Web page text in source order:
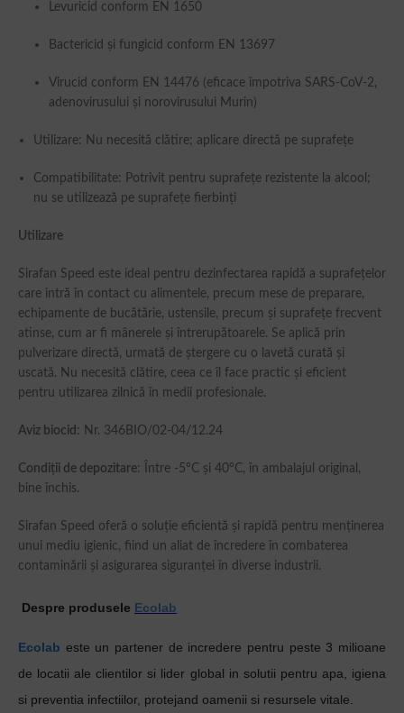
Levuricid conform EN 1650
Bactericid și fungicid conform EN 13697
Virucid conform EN 14476 (eficace împotriva SARS-CoV-2,
adenovirusului și norovirusului Murin)
Utilizare: Nu necesită clătire; aplicare directă pe suprafețe
Compatibilitate: Potrivit pentru suprafețe rezistente la alcool;
nu se utilizează pe suprafețe fierbinți
Utilizare
Sirafan Speed este ideal pentru dezinfectarea rapidă a suprafețelor
care intră în contact cu alimentele, precum mese de preparare,
echipamente de bucătărie, ustensile, precum și suprafețe frecvent
atinse, cum ar fi mânerele și întrerupătoarele. Se aplică prin
pulverizare directă, urmată de ștergere cu o lavetă curată și
uscată. Nu necesită clătire, ceea ce îl face practic și eficient
pentru utilizarea zilnică în medii profesionale.
Aviz biocid : Nr. 346BIO/02-04/12.24
Condiții de depozitare: Între -5°C și 40°C, în ambalajul original,
bine închis.
Sirafan Speed oferă o soluție eficientă și rapidă pentru menținerea
unui mediu igienic, fiind un aliat de încredere în combaterea
contaminării și asigurarea siguranței în diverse industrii.
Despre produsele Ecolab
Ecolab este un partener de incredere pentru peste 3 milioane
de locatii ale clientilor si lider global in solutii pentru apa, igiena
si preventia infectiilor, protejand oamenii si resursele vitale.